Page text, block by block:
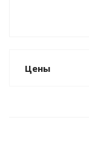
Цены